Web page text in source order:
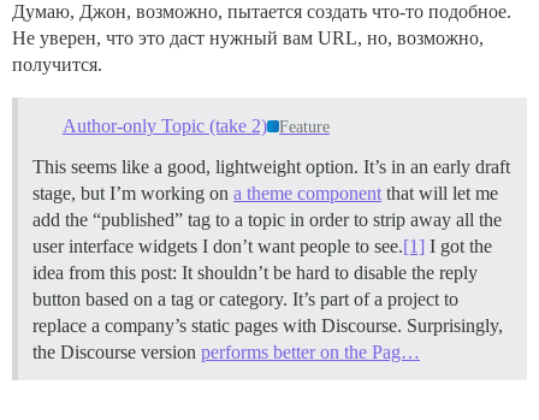
Думаю, Джон, возможно, пытается создать что-то подобное.
Не уверен, что это даст нужный вам URL, но, возможно,
получится.
Author-only Topic (take 2) Feature
This seems like a good, lightweight option. It’s in an early draft
stage, but I’m working on a theme component that will let me
add the “published” tag to a topic in order to strip away all the
user interface widgets I don’t want people to see.[1] I got the
idea from this post: It shouldn’t be hard to disable the reply
button based on a tag or category. It’s part of a project to
replace a company’s static pages with Discourse. Surprisingly,
the Discourse version performs better on the Pag…